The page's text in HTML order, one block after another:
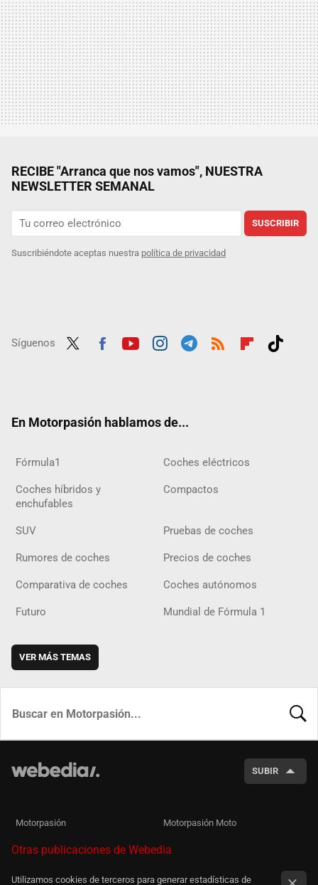
RECIBE "Arranca que nos vamos", NUESTRA
NEWSLETTER SEMANAL
SUSCRIBIR
Suscribiéndote aceptas nuestra política de privacidad
Síguenos
En Motorpasión hablamos de...
Fórmula1 Coches eléctricos
Coches híbridos y
enchufables
Compactos
SUV Pruebas de coches
Rumores de coches Precios de coches
Comparativa de coches Coches autónomos
Futuro Mundial de Fórmula 1
VER MÁS TEMAS
SUBIR
Motorpasión Motorpasión Moto
Otras publicaciones de Webedia
Utilizamos cookies de terceros para generar estadísticas de